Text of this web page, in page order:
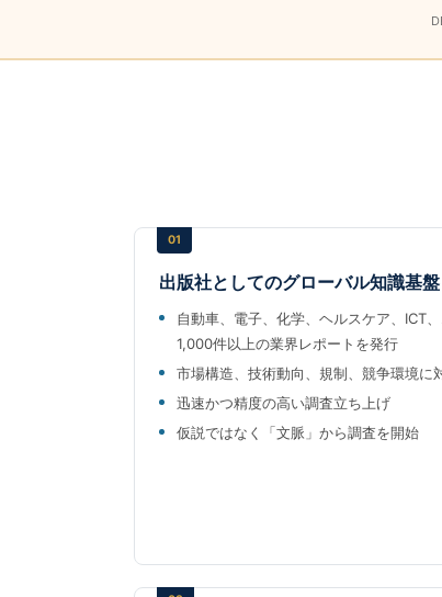
01
出版社としてのグローバル知識基盤
自動車、電子、化学、ヘルスケア、ICT
1,000件以上の業界レポートを発行
市場構造、技術動向、規制、競争環境に
迅速かつ精度の高い調査立ち上げ
仮説ではなく「文脈」から調査を開始